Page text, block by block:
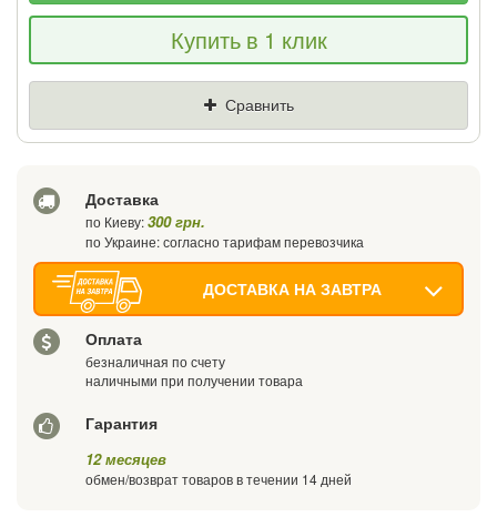
Если Вы найдете товар дешевле - мы
снизим цену и подарим % от разницы
Купить в 1 клик
Сравнить
Доставка
по Киеву:300 грн.
по Украине: согласно тарифам перевозчика
ДОСТАВКА НА ЗАВТРА
Оплата
безналичная по счету
наличными при получении товара
Гарантия
12 месяцев
обмен/возврат товаров в течении 14 дней